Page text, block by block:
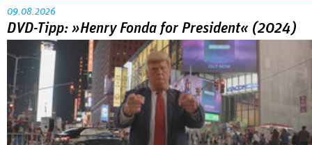
09.08.2026
DVD-Tipp: »Henry Fonda for President« (2024)